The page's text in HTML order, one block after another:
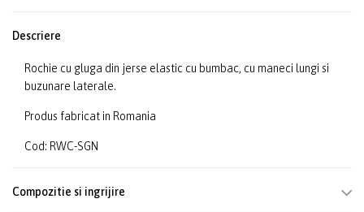
Descriere
Rochie cu gluga din jerse elastic cu bumbac, cu maneci lungi si
buzunare laterale.
Produs fabricat in Romania
Cod: RWC-SGN
Compozitie si ingrijire